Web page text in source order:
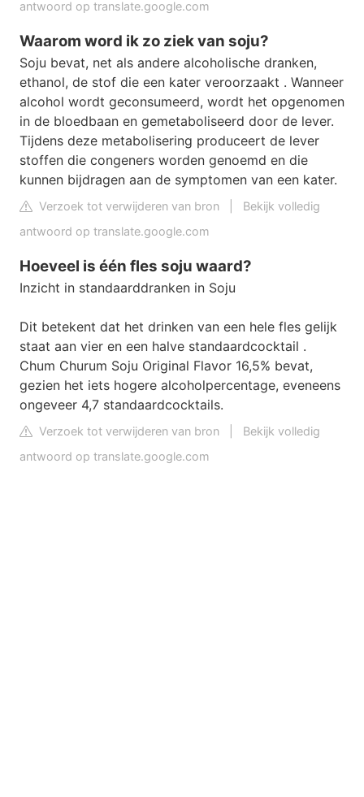
antwoord op translate.google.com
Waarom word ik zo ziek van soju?
Soju bevat, net als andere alcoholische dranken,
ethanol, de stof die een kater veroorzaakt . Wanneer
alcohol wordt geconsumeerd, wordt het opgenomen
in de bloedbaan en gemetaboliseerd door de lever.
Tijdens deze metabolisering produceert de lever
stoffen die congeners worden genoemd en die
kunnen bijdragen aan de symptomen van een kater.
Verzoek tot verwijderen van bron
Bekijk volledig
antwoord op translate.google.com
Hoeveel is één fles soju waard?
Inzicht in standaarddranken in Soju
Dit betekent dat het drinken van een hele fles gelijk
staat aan vier en een halve standaardcocktail .
Chum Churum Soju Original Flavor 16,5% bevat,
gezien het iets hogere alcoholpercentage, eveneens
ongeveer 4,7 standaardcocktails.
Verzoek tot verwijderen van bron
Bekijk volledig
antwoord op translate.google.com